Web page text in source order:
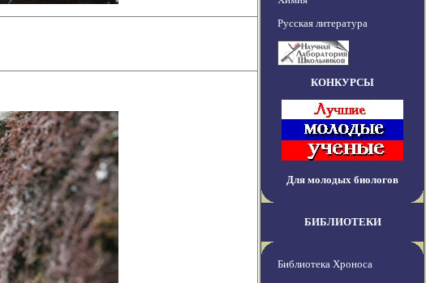
Русская литература
КОНКУРСЫ
Для молодых биологов
БИБЛИОТЕКИ
Библиотека Хроноса